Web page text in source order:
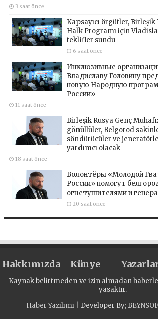
3 saat önce
Kapsayıcı örgütler, Birleşik
Halk Programı için
teklifler sundu
6 saat önce
Инклюзивные
Владиславу Головину
новую Народную
России»
11 saat önce
Birleşik Rusya Genç
gönüllüler, Belgorod
söndürücüler ve
yardımcı olacak
18 saat önce
Волонтёры «Молодой
России» помогут
огнетушителями и
20 saat önce
Hakkımızda Künye
Kaynak belirtmeden ve izin almadan
yasaktır.
Haber Yazılımı| Developer By;